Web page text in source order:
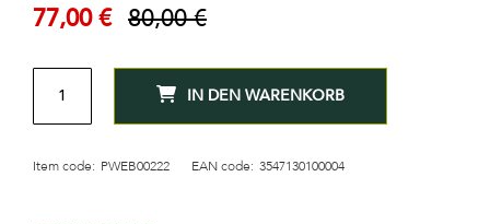
Sonderpreis
77,00 €
Regulärer
Preis
80,00 €
MENGE
IN DEN WARENKORB
Item code: PWEB00222 EAN code: 3547130100004